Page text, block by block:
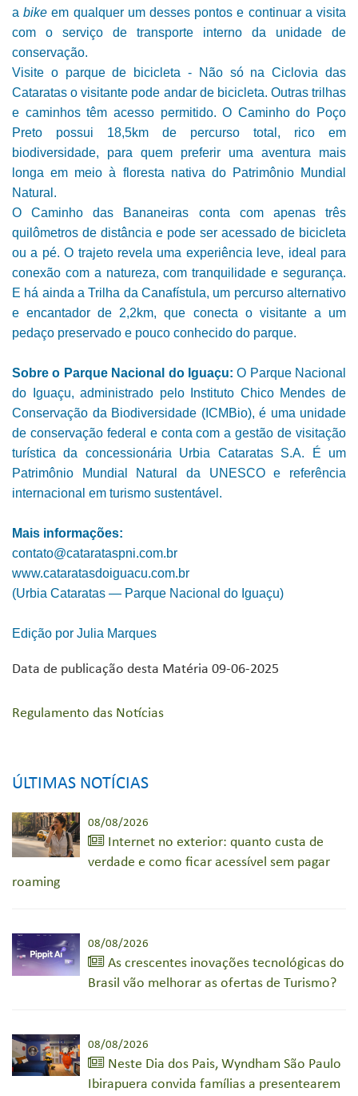
abike em qualquer um desses pontos e continuar a visita
com o serviço de transporte interno da unidade de
conservação.
Visite o parque de bicicleta - Não só na Ciclovia das
Cataratas o visitante pode andar de bicicleta. Outras trilhas
e caminhos têm acesso permitido. O Caminho do Poço
Preto possui 18,5km de percurso total, rico em
biodiversidade, para quem preferir uma aventura mais
longa em meio à floresta nativa do Patrimônio Mundial
Natural.
O Caminho das Bananeiras conta com apenas três
quilômetros de distância e pode ser acessado de bicicleta
ou a pé. O trajeto revela uma experiência leve, ideal para
conexão com a natureza, com tranquilidade e segurança.
E há ainda a Trilha da Canafístula, um percurso alternativo
e encantador de 2,2km, que conecta o visitante a um
pedaço preservado e pouco conhecido do parque.
Sobre o Parque Nacional do Iguaçu: O Parque Nacional
do Iguaçu, administrado pelo Instituto Chico Mendes de
Conservação da Biodiversidade (ICMBio), é uma unidade
de conservação federal e conta com a gestão de visitação
turística da concessionária Urbia Cataratas S.A. É um
Patrimônio Mundial Natural da UNESCO e referência
internacional em turismo sustentável.
Mais informações:
contato@catarataspni.com.br
www.cataratasdoiguacu.com.br
(Urbia Cataratas — Parque Nacional do Iguaçu)
Edição por Julia Marques
Data de publicação desta Matéria 09-06-2025
Regulamento das Notícias
ÚLTIMAS NOTÍCIAS
08/08/2026
Internet no exterior: quanto custa de
verdade e como ficar acessível sem pagar
roaming
08/08/2026
As crescentes inovações tecnológicas do
Brasil vão melhorar as ofertas de Turismo?
08/08/2026
Neste Dia dos Pais, Wyndham São Paulo
Ibirapuera convida famílias a presentearem